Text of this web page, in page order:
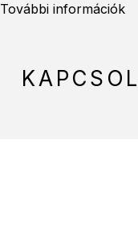
További információk